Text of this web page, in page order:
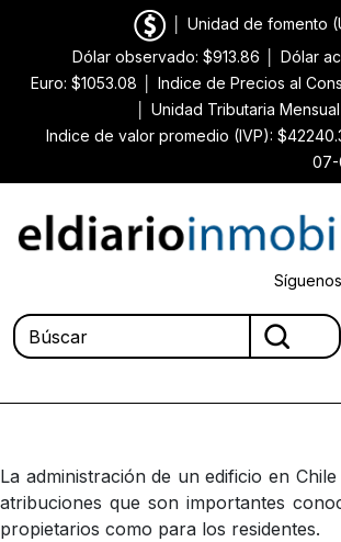
Unidad de fomento
Dólar observado: $913.86
Dólar
Euro: $1053.08
Indice de Precios al
Unidad Tributaria
Indice de valor promedio (IVP):
07-
La administración de un edificio en
atribuciones que son importantes
propietarios como para los residentes.